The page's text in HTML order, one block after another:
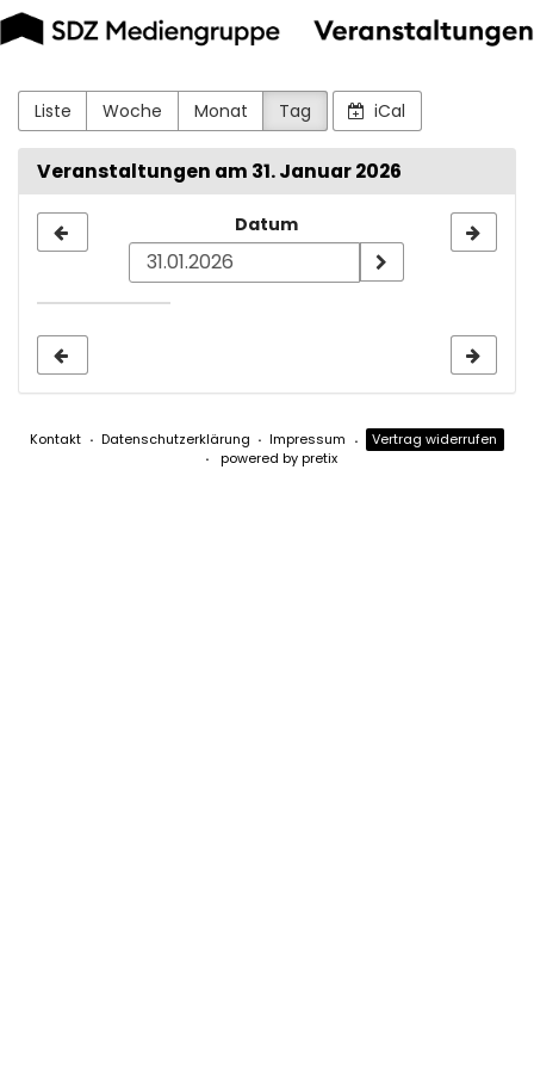
Zum
Haupt-
springen
SDZ
und
Medien
GmbH
Liste Woche Monat Tag iCal
Veranstaltungen am 31. Januar 2026
zur
Anzeige
Datum
Kontakt Datenschutzerklärung Impressum
Vertrag widerrufen
powered by pretix